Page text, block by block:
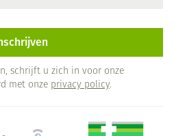
schrijft u zich in voor onze
met onze privacy policy.